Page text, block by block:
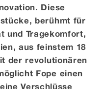
Diese
berühmt für
und Tragekomfort,
aus feinstem 18
der revolutionären
Fope einen
Verschlüsse